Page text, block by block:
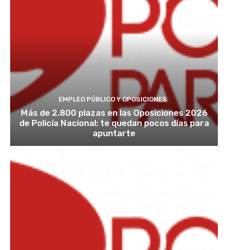
EMPLEO PÚBLICO Y OPOSICIONES
Más de 2.800 plazas en las Oposiciones 2026
de Policía Nacional: te quedan pocos días para
apuntarte